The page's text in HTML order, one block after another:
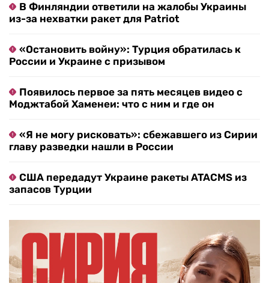
В Финляндии ответили на жалобы Украины
из-за нехватки ракет для Patriot
«Остановить войну»: Турция обратилась к
России и Украине с призывом
Появилось первое за пять месяцев видео с
Моджтабой Хаменеи: что с ним и где он
«Я не могу рисковать»: сбежавшего из Сирии
главу разведки нашли в России
США передадут Украине ракеты ATACMS из
запасов Турции